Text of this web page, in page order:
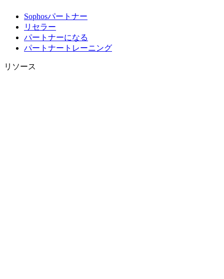
Sophosパートナー
リセラー
パートナーになる
パートナートレーニング
リソース